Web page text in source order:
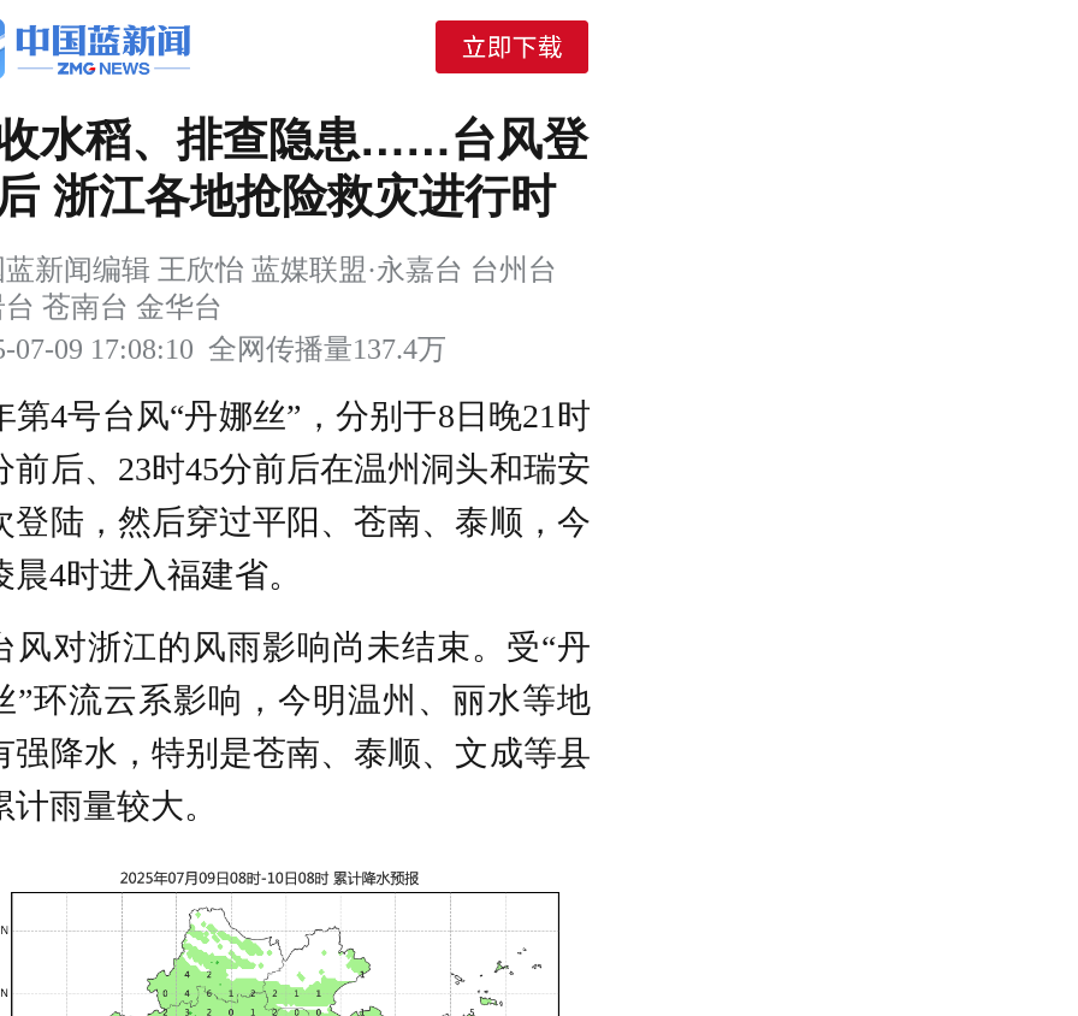
水稻、排查隐患……台风登
浙江各地抢险救灾进行时
新闻编辑 王欣怡 蓝媒联盟·永嘉台 台州台
苍南台 金华台
07-09 17:08:10 全网传播量137.4万
第4号台风“丹娜丝”，分别于8日晚21时
前后、23时45分前后在温州洞头和瑞安
登陆，然后穿过平阳、苍南、泰顺，今
晨4时进入福建省。
风对浙江的风雨影响尚未结束。受“丹
”环流云系影响，今明温州、丽水等地
强降水，特别是苍南、泰顺、文成等县
计雨量较大。